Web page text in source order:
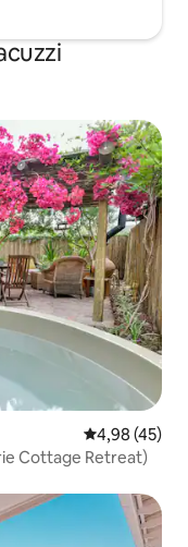
Évaluation
4,98 (45)
Cottage Retreat)